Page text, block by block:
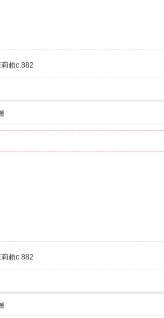
賴c.882
賴c.882